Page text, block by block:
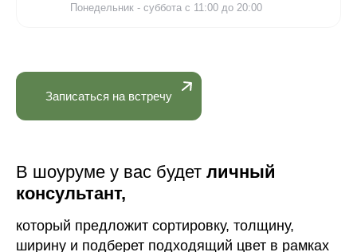
Понедельник - суббота с 11:00 до 20:00
Записаться на встречу
В шоуруме у вас будет личный
консультант,
который предложит сортировку, толщину,
ширину и подберет подходящий цвет в рамках